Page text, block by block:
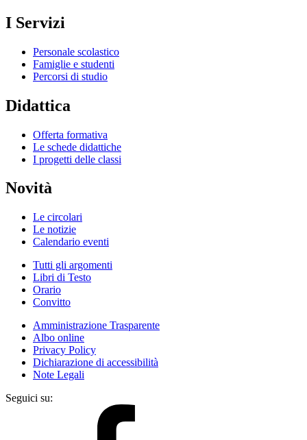
I Servizi
Personale scolastico
Famiglie e studenti
Percorsi di studio
Didattica
Offerta formativa
Le schede didattiche
I progetti delle classi
Novità
Le circolari
Le notizie
Calendario eventi
Tutti gli argomenti
Libri di Testo
Orario
Convitto
Amministrazione Trasparente
Albo online
Privacy Policy
Dichiarazione di accessibilità
Note Legali
Seguici su: